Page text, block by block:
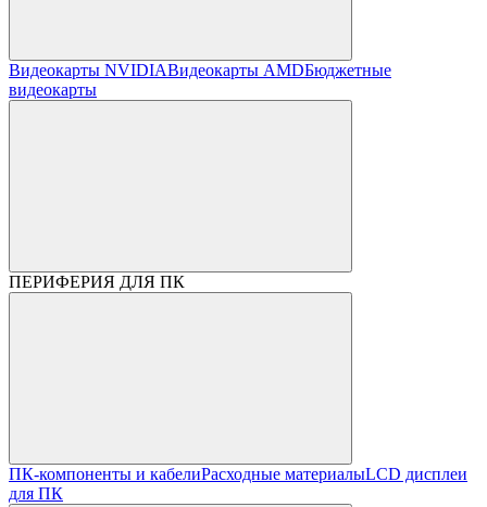
Видеокарты NVIDIAВидеокарты AMDБюджетные
видеокарты
ПЕРИФЕРИЯ ДЛЯ ПК
ПК-компоненты и кабелиРасходные материалыLCD дисплеи
для ПК